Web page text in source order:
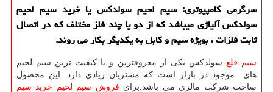
سرگرمی كامپیوتری: سیم لحیم سولدكس یا خرید سیم لحیم
سولدكس آلیاژی میباشد كه از دو یا چند فلز مختلف كه در اتصال
ثابت فلزات ، بویژه سیم و كابل به یكدیگر بكار می روند.
سیم قلع سولدکس یكی از معروفترین و با كیفیت ترین سیم لحیم
های موجود در بازار است كه مشتریان زیادی دارد. این محصول
ساخت شركت مالزی می باشد.برای فروش سیم لحیم خرید سیم